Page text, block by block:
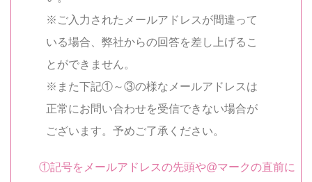
※ご入力されたメールアドレスが間違って
いる場合、弊社からの回答を差し上げるこ
とができません。
※また下記①～③の様なメールアドレスは
正常にお問い合わせを受信できない場合が
ございます。予めご了承ください。
①記号をメールアドレスの先頭や@マークの直前に